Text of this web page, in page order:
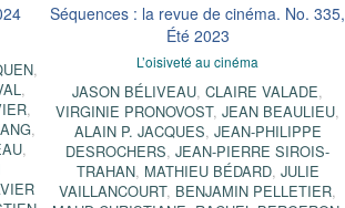
,
,
,
,
,
Séquences : la revue de cinéma. No. 335,
Été 2023
L’oisiveté au cinéma
JASON BÉLIVEAU, CLAIRE VALADE,
VIRGINIE PRONOVOST, JEAN BEAULIEU,
ALAIN P. JACQUES, JEAN-PHILIPPE
DESROCHERS, JEAN-PIERRE SIROIS-
TRAHAN, MATHIEU BÉDARD, JULIE
VAILLANCOURT, BENJAMIN PELLETIER,